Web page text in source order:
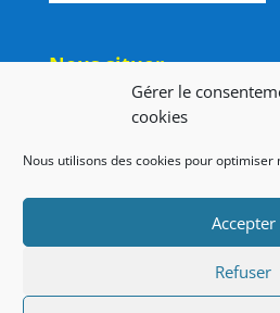
Gérer le
cookies
Nous utilisons des cookies pour
Accepter
Refuser
Nous situer
Collège Saint Nicolas